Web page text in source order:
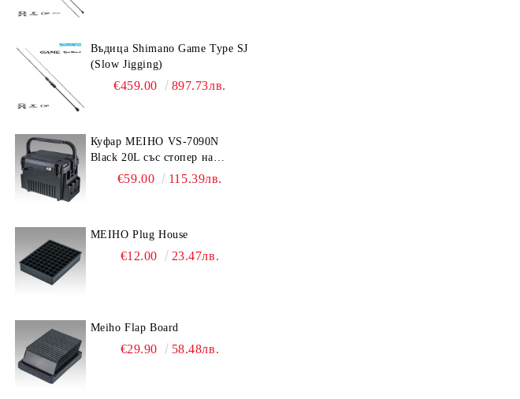
Въдица Shimano Game Type SJ
(Slow Jigging)
€459.00 897.73лв.
Куфар MEIHO VS-7090N
Black 20L със стопер на
дръжката€59.00 115.39лв.
MEIHO Plug House
€12.00 23.47лв.
Meiho Flap Board
€29.90 58.48лв.